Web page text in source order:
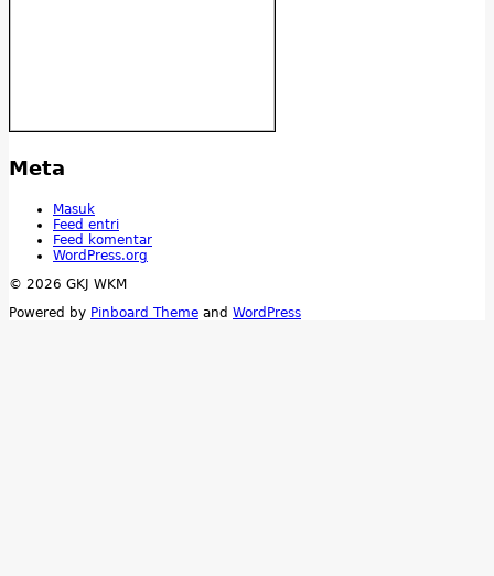
Meta
Masuk
Feed entri
Feed komentar
WordPress.org
© 2026 GKJ WKM
Powered by Pinboard Theme and WordPress